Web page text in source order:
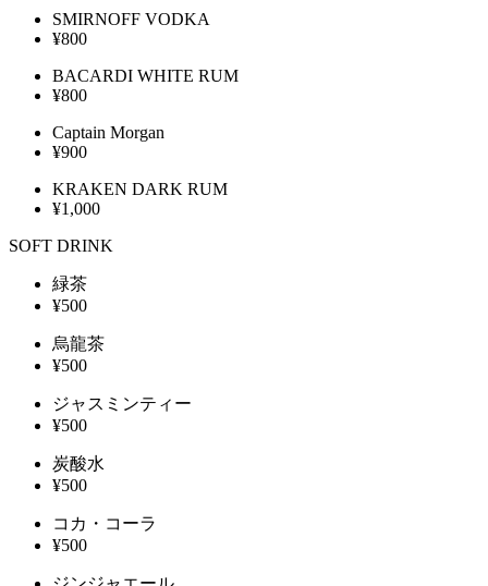
SMIRNOFF VODKA
¥800
BACARDI WHITE RUM
¥800
Captain Morgan
¥900
KRAKEN DARK RUM
¥1,000
SOFT DRINK
緑茶
¥500
烏龍茶
¥500
ジャスミンティー
¥500
炭酸水
¥500
コカ・コーラ
¥500